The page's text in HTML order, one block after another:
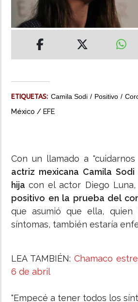
IMPRESO
ETIQUETAS: Camila Sodi Positivo
México / EFE
Con un llamado a
actriz mexicana Camila
hijacon el actor Diego Luna,
positivo en la prueba del
que asumió que ella,
síntomas, también estaría
LEA TAMBIÉN: Chamaco
6 de abril
"Empecé a tener todos los